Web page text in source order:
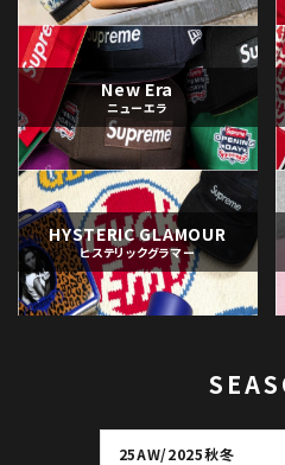
New Era
ニューエラ
HYSTERIC GLAMOUR
ヒステリックグラマー
25AW/2025秋冬